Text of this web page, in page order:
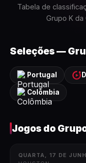
Tabela de
Grupo K da
Seleções —
Portugal
Colômbia
Jogos do
QUARTA, 17 DE